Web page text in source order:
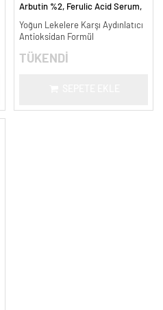
Arbutin %2, Ferulic Acid Serum,
ml.
Yoğun Lekelere Karşı Aydınlatıcı
Antioksidan Formül
TÜKENDİ